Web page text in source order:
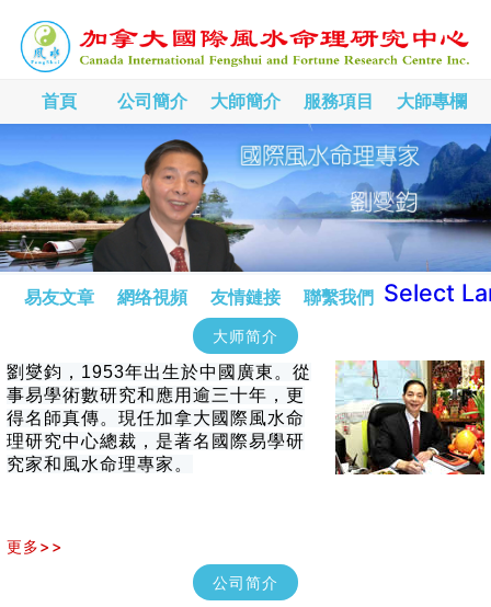
首頁 公司簡介 大師簡介 服務項目 大師專欄
易友文章 網络視頻 友情鏈接 聯繫我們 Select
大师简介
劉燮鈞，1953年出生於中國廣東。從
事易學術數研究和應用逾三十年，更
得名師真傳。現任加拿大國際風水命
理研究中心總裁，是著名國際易學研
究家和風水命理專家。
更多>>
公司简介